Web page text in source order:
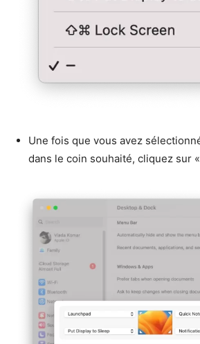
Une fois que vous avez
dans le coin souhaité, cliquez sur «